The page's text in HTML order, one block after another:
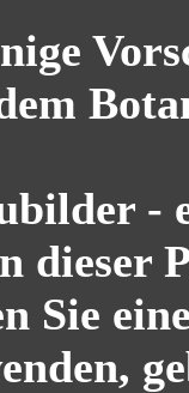
-
dieser
Sie